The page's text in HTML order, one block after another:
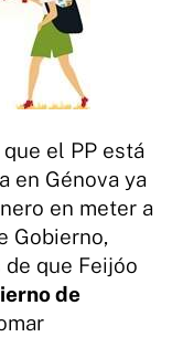
el PP está
en Génova ya
en meter a
Gobierno,
que Feijóo
de